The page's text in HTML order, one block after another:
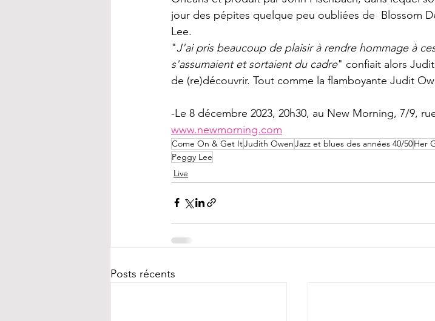
jour des pépites quelque peu oubliées de  Blossom
Lee.
"J'ai pris beaucoup de plaisir à rendre hommage à
s'assumaient et sortaient du cadre" confiait alors
de (re)découvrir. Tout comme la flamboyante Judit
-Le 8 décembre 2023, 20h30, au New Morning, 7/9,
www.newmorning.com
Come On & Get ItJudith OwenJazz et blues des années 40/50Her
Peggy Lee
Live
Posts récents